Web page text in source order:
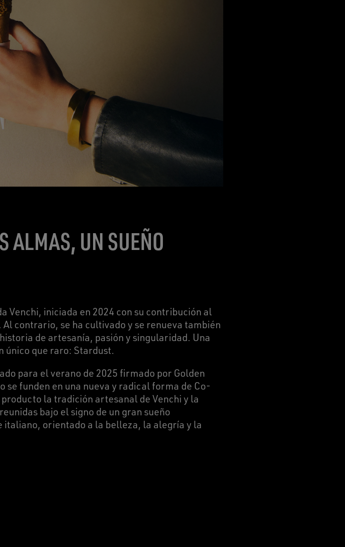
ALMAS, UN SUEÑO
Venchi, iniciada en 2024 con su contribución al
contrario, se ha cultivado y se renueva también
de artesanía, pasión y singularidad. Una
único que raro: Stardust.
para el verano de 2025 firmado por Golden
se funden en una nueva y radical forma de Co-
la tradición artesanal de Venchi y la
bajo el signo de un gran sueño
orientado a la belleza, la alegría y la